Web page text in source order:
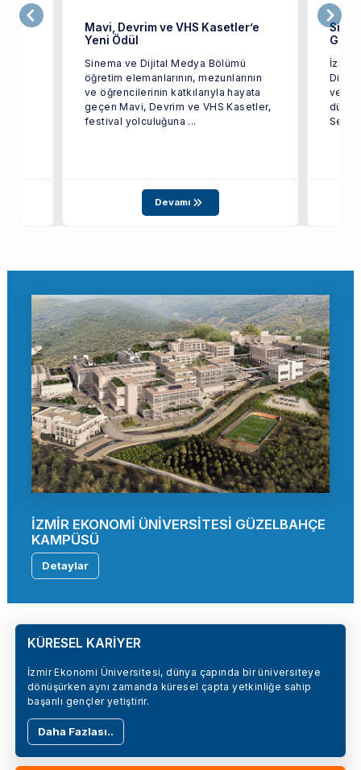
Mavi, Devrim ve VHS Kasetler’e
Yeni Ödül
Sinema ve Dijital Medya Bölümü
öğretim elemanlarının, mezunlarının
ve öğrencilerinin katkılarıyla hayata
geçen Mavi, Devrim ve VHS Kasetler,
festival yolculuğuna ...
Devamı
İzmir
Dijital
ve
İZMİR EKONOMİ ÜNİVERSİTESİ GÜZELBAHÇE
KAMPÜSÜ
Detaylar
KÜRESEL KARİYER
İzmir Ekonomi Üniversitesi, dünya çapında bir üniversiteye
dönüşürken aynı zamanda küresel çapta yetkinliğe sahip
başarılı gençler yetiştirir.
Daha Fazlası..